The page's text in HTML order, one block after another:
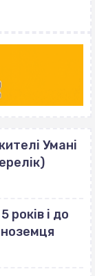
Умані
років і до